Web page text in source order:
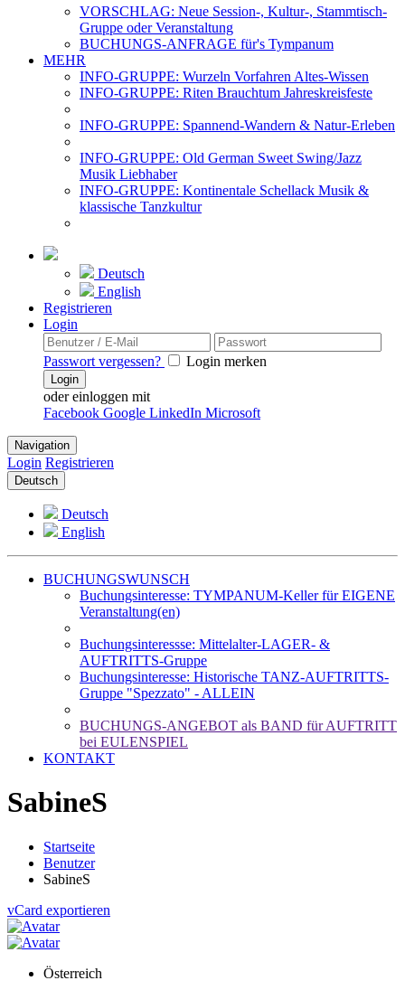
VORSCHLAG: Neue Session-, Kultur-, Stammtisch-
Gruppe oder Veranstaltung
BUCHUNGS-ANFRAGE für's Tympanum
MEHR
INFO-GRUPPE: Wurzeln Vorfahren Altes-Wissen
INFO-GRUPPE: Riten Brauchtum Jahreskreisfeste
INFO-GRUPPE: Spannend-Wandern & Natur-Erleben
INFO-GRUPPE: Old German Sweet Swing/Jazz
Musik Liebhaber
INFO-GRUPPE: Kontinentale Schellack Musik &
klassische Tanzkultur
Deutsch
English
Registrieren
Login
Passwort vergessen? Login merken
Login
oder einloggen mit
Facebook Google LinkedIn Microsoft
Navigation
Login Registrieren
Deutsch
Deutsch
English
BUCHUNGSWUNSCH
Buchungsinteresse: TYMPANUM-Keller für EIGENE
Veranstaltung(en)
Buchungsinteressse: Mittelalter-LAGER- &
AUFTRITTS-Gruppe
Buchungsinteresse: Historische TANZ-AUFTRITTS-
Gruppe "Spezzato" - ALLEIN
BUCHUNGS-ANGEBOT als BAND für AUFTRITT
bei EULENSPIEL
KONTAKT
SabineS
Startseite
Benutzer
SabineS
vCard exportieren
Österreich